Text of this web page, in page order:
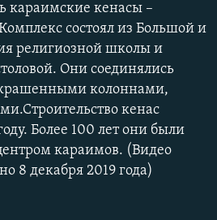
караимские кенасы –
состоял из Большой и
религиозной школы и
Они соединялись
колоннами,
кенас
Более 100 лет они были
караимов. (Видео
8 декабря 2019 года)